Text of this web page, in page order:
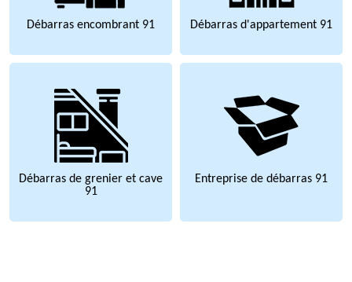
Débarras encombrant 91 Débarras d'appartement 91
Débarras de grenier et cave
91
Entreprise de débarras 91